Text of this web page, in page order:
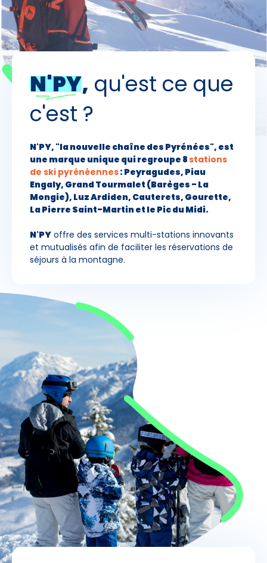
Skieurs
Adultes - +
Enfants
- de 17 ans - +
Avec assurance ?
?
N'PY, qu'est ce que
c'est ?
N'PY, "la nouvelle chaîne des Pyrénées", est
une marque unique qui regroupe 8stations
de ski pyrénéennes: Peyragudes, Piau
Engaly, Grand Tourmalet (Barèges - La
Mongie), Luz Ardiden, Cauterets, Gourette,
La Pierre Saint-Martin et le Pic du Midi.
N'PY offre des services multi-stations innovants
et mutualisés afin de faciliter les réservations de
séjours à la montagne.